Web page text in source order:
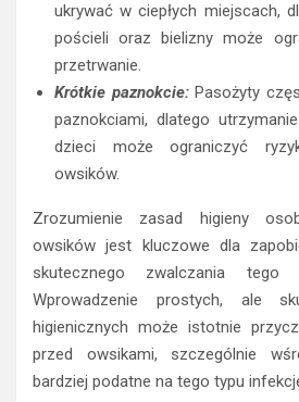
ukrywać w ciepłych miejscach,
pościeli oraz bielizny może
przetrwanie.
Krótkie paznokcie:Pasożyty
paznokciami, dlatego
dzieci może ograniczyć
owsików.
Zrozumienie zasad higieny
owsików jest kluczowe dla
skutecznego zwalczania tego
Wprowadzenie prostych, ale
higienicznych może istotnie
przed owsikami, szczególnie
bardziej podatne na tego typu